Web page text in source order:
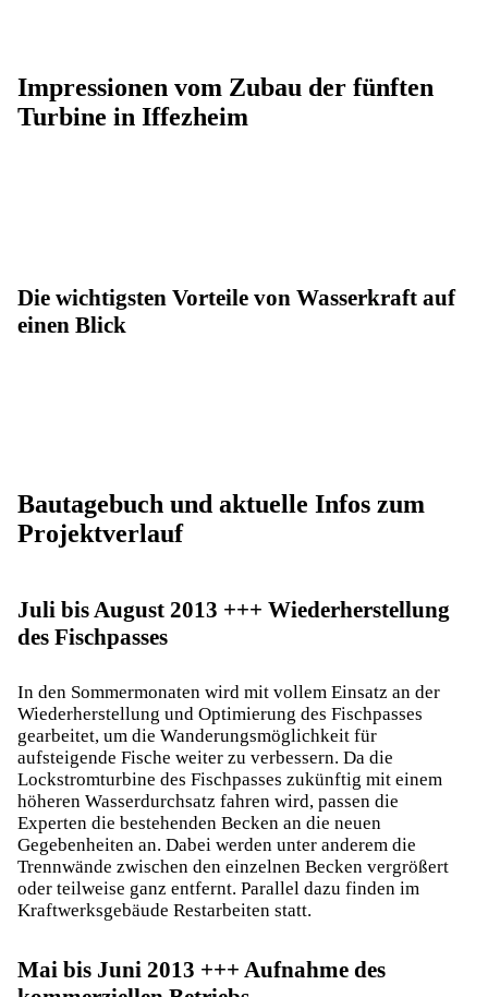
Impressionen vom Zubau der fünften
Turbine in Iffezheim
Die wichtigsten Vorteile von Wasserkraft auf
einen Blick
Bautagebuch und aktuelle Infos zum
Projektverlauf
Juli bis August 2013 +++ Wiederherstellung
des Fischpasses
In den Sommermonaten wird mit vollem Einsatz an der
Wiederherstellung und Optimierung des Fischpasses
gearbeitet, um die Wanderungsmöglichkeit für
aufsteigende Fische weiter zu verbessern. Da die
Lockstromturbine des Fischpasses zukünftig mit einem
höheren Wasserdurchsatz fahren wird, passen die
Experten die bestehenden Becken an die neuen
Gegebenheiten an. Dabei werden unter anderem die
Trennwände zwischen den einzelnen Becken vergrößert
oder teilweise ganz entfernt. Parallel dazu finden im
Kraftwerksgebäude Restarbeiten statt.
Mai bis Juni 2013 +++ Aufnahme des